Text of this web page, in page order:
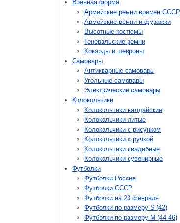
Военная форма
Армейские ремни времен СССР
Армейские ремни и фуражки
Высотные костюмы
Генеральские ремни
Кокарды и шевроны
Cамовары
Антикварные самовары
Угольные самовары
Электрические самовары
Колокольчики
Колокольчики валдайские
Колокольчики литые
Колокольчики с рисунком
Колокольчики с ручкой
Колокольчики свадебные
Колокольчики сувенирные
Футболки
Футболки Россия
Футболки СССР
Футболки на 23 февраля
Футболки по размеру S (42)
Футболки по размеру М (44-46)